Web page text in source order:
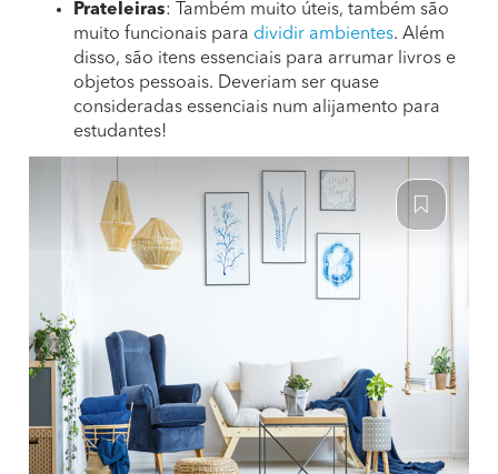
Prateleiras: Também muito úteis, também são
muito funcionais para dividir ambientes. Além
disso, são itens essenciais para arrumar livros e
objetos pessoais. Deveriam ser quase
consideradas essenciais num alijamento para
estudantes!